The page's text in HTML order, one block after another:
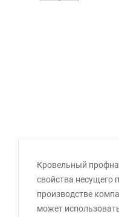
Кровельный
свойства несущего
производстве
может